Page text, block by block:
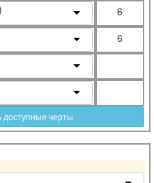
6
6
доступные черты